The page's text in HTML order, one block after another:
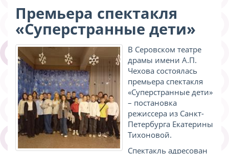
Премьера спектакля
«Суперстранные дети»
В Серовском театре
драмы имени А.П.
Чехова состоялась
премьера спектакля
«Суперстранные дети»
– постановка
режиссера из Санкт-
Петербурга Екатерины
Тихоновой.
Спектакль адресован